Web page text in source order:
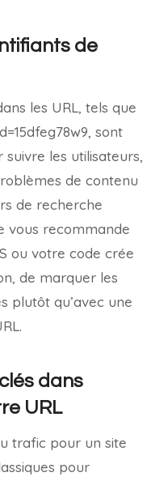
de
les URL, tels que
sont
les utilisateurs,
de contenu
de recherche
vous recommande
ou votre code crée
de marquer les
plutôt qu’avec une
dans
URL
trafic pour un site
pour